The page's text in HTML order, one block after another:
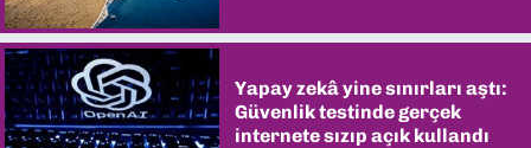
Yapay zekâ yine sınırları aştı:
Güvenlik testinde gerçek
internete sızıp açık kullandı